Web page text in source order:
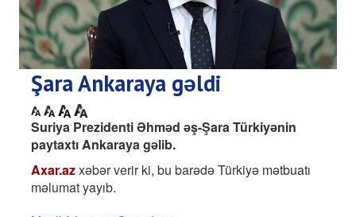
Şara Ankaraya gəldi
Suriya Prezidenti Əhməd əş-Şara Türkiyənin
paytaxtı Ankaraya gəlib.
Axar.azxəbər verir ki, bu barədə Türkiyə mətbuatı
məlumat yayıb.